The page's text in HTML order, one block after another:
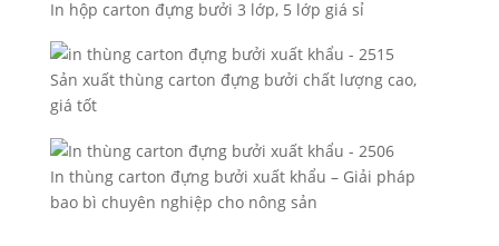
In hộp carton đựng bưởi 3 lớp, 5 lớp giá sỉ
Sản xuất thùng carton đựng bưởi chất lượng cao,
giá tốt
In thùng carton đựng bưởi xuất khẩu – Giải pháp
bao bì chuyên nghiệp cho nông sản